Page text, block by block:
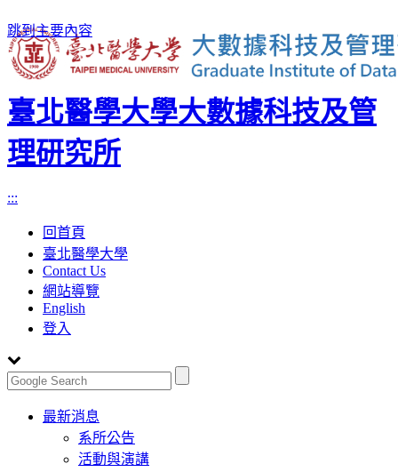
跳到主要內容
臺北醫學大學大數據科技及管
理研究所
:::
回首頁
臺北醫學大學
Contact Us
網站導覽
English
登入
Toggle
navigation
最新消息
系所公告
活動與演講